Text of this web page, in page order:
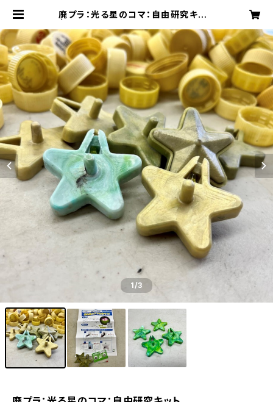
廃プラ：光る星のコマ：自由研究キット
ラリサイクル工場：津屋崎ベースキャ
ンプ)
1/3